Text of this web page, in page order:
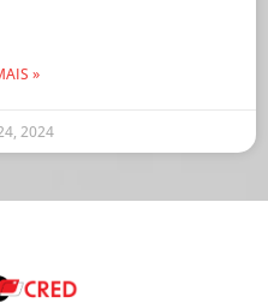
»
2024